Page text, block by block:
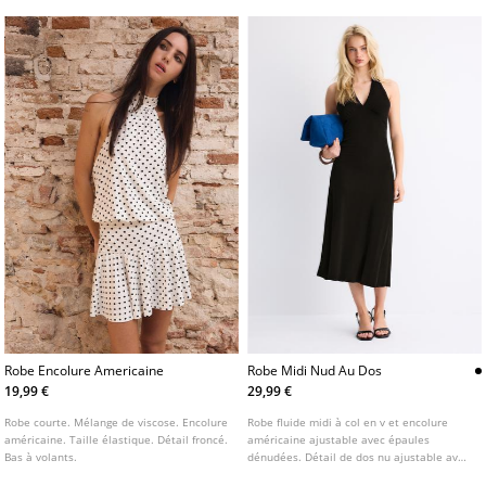
Robe Encolure Americaine
19,99 €
Robe courte. Mélange de viscose. Encolure
américaine. Taille élastique. Détail froncé.
Bas à volants.
Robe Midi Nud Au Dos
29,99 €
Robe fluide midi à col en v et encolure
américaine ajustable avec épaules
dénudées. Détail de dos nu ajustable avec